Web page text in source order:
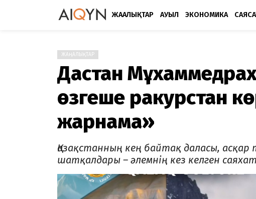
ЖАҢАЛЫҚТАР АУЫЛ ЭКОНОМИКА
ЖАҢАЛЫҚТАР
Дастан
өзгеше ракурстан
жарнама»
Қазақстанның кең байтақ даласы,
шатқалдары – әлемнің кез келген